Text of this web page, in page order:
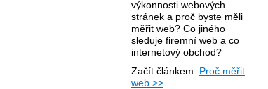
výkonnosti webových
stránek a proč byste měli
měřit web? Co jiného
sleduje firemní web a co
internetový obchod?
Začít článkem: Proč měřit
web >>